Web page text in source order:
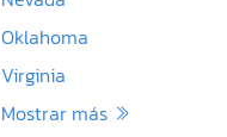
Oklahoma
Virginia
Mostrar más